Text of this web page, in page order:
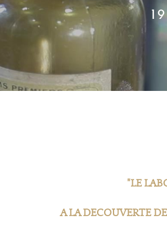
"LE
A LA DECOUVERTE